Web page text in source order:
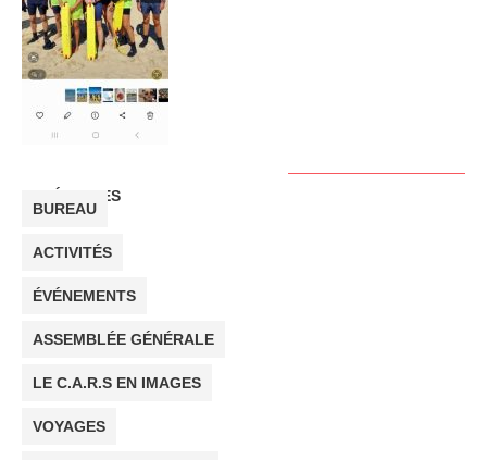
CATÉGORIES
BUREAU
ACTIVITÉS
ÉVÉNEMENTS
ASSEMBLÉE GÉNÉRALE
LE C.A.R.S EN IMAGES
VOYAGES